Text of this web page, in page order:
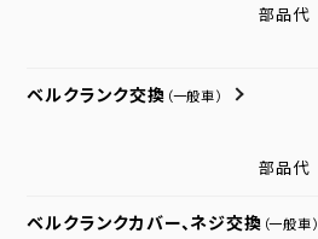
部品代
ベルクランク交換 （一般車）
部品代
ベルクランクカバー、ネジ交換 （一般車）